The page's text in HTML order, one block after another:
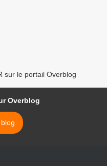
sur le portail Overblog
Overblog